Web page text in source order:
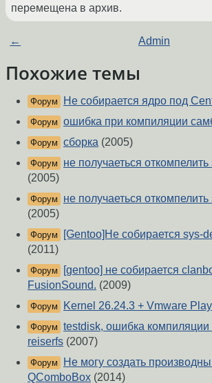
перемещена в архив.
← Admin
Похожие темы
Форум Нe собирается ядро под
Форум ошибка при компиляции
Форум сборка (2005)
Форум
не получаеться
(2005)
Форум
не получаеться
(2005)
Форум
[Gentoo]Не собирается sys-
(2011)
Форум
[gentoo] не собирается
FusionSound. (2009)
Форум Kernel 26.24.3 + Vmware
Форум testdisk, ошибка компиляции
reiserfs (2007)
Форум
Не могу создать
QComboBox (2014)